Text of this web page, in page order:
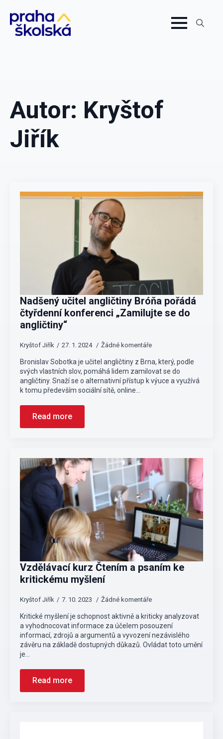
Autor: Kryštof
Jiřík
Nadšený učitel angličtiny Bróňa pořádá
čtyřdenní konferenci „Zamilujte se do
angličtiny“
Kryštof Jiřík 27. 1. 2024 Žádné komentáře
Bronislav Sobotka je učitel angličtiny z Brna, který, podle
svých vlastních slov, pomáhá lidem zamilovat se do
angličtiny. Snaží se o alternativní přístup k výuce a využívá
k tomu především sociální sítě, online…
Read more
Vzdělávací kurz Čtením a psaním ke
kritickému myšlení
Kryštof Jiřík 7. 10. 2023 Žádné komentáře
Kritické myšlení je schopnost aktivně a kriticky analyzovat
a vyhodnocovat informace za účelem posouzení
informací, zdrojů a argumentů a vyvození nezávislého
závěru na základě dostupných důkazů. Ovládat toto umění
je…
Read more